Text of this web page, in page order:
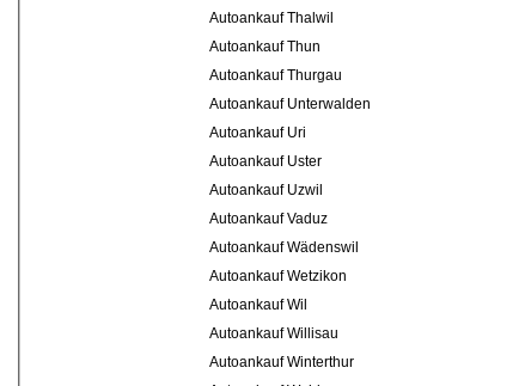
Autoankauf Thalwil
Autoankauf Thun
Autoankauf Thurgau
Autoankauf Unterwalden
Autoankauf Uri
Autoankauf Uster
Autoankauf Uzwil
Autoankauf Vaduz
Autoankauf Wädenswil
Autoankauf Wetzikon
Autoankauf Wil
Autoankauf Willisau
Autoankauf Winterthur